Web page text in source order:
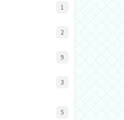
1
2
9
3
5